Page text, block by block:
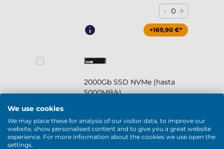
- 0 +
+169,90 €*
2000Gb SSD NVMe (hasta
5000MB/s)
+294,90 €*
We use cookies
We may place these for analysis of our visitor data, to improve our
website, show personalised content and to give you a great website
experience. For more information about the cookies we use open the
settings.